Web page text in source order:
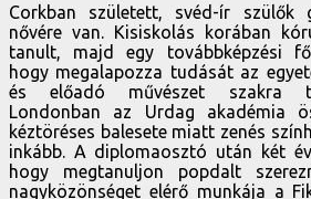
Corkban született, svéd-ír szülők
nővére van. Kisiskolás korában
tanult, majd egy továbbképzési
hogy megalapozza tudását az
és előadó művészet szakra
Londonban az Urdag akadémia
kéztöréses balesete miatt zenés
inkább. A diplomaosztó után két
hogy megtanuljon popdalt
nagyközönséget elérő munkája a